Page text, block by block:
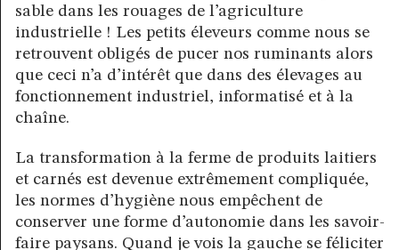
sable dans les rouages de l’agriculture
industrielle ! Les petits éleveurs comme nous se
retrouvent obligés de pucer nos ruminants alors
que ceci n’a d’intérêt que dans des élevages au
fonctionnement industriel, informatisé et à la
chaîne.
La transformation à la ferme de produits laitiers
et carnés est devenue extrêmement compliquée,
les normes d’hygiène nous empêchent de
conserver une forme d’autonomie dans les savoir-
faire paysans. Quand je vois la gauche se féliciter